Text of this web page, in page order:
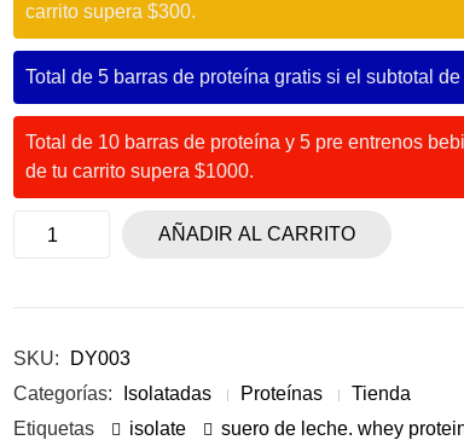
carrito supera $300.
Total de 5 barras de proteína gratis si el subtotal
Total de 10 barras de proteína y 5 pre entrenos
de tu carrito supera $1000.
AÑADIR AL CARRITO
SKU:
DY003
Categorías:
Isolatadas Proteínas
Tienda
Etiquetas
isolate suero de leche. whey